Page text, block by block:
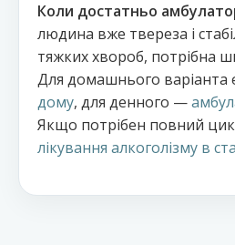
Коли достатньо
людина вже тверезa і
тяжких хвороб, потрібна
Для домашнього варіанта
дому, для денного —
Якщо потрібен повний
лікування алкоголізму в